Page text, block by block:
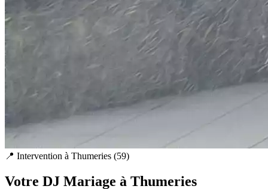
📍 Intervention à Thumeries (59)
Votre DJ Mariage à Thumeries